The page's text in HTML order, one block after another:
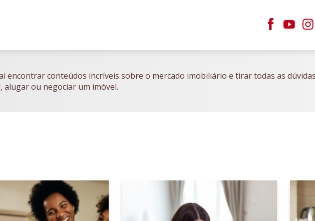
encontrar conteúdos incríveis sobre o mercado imobiliário e tirar todas as
alugar ou negociar um imóvel.